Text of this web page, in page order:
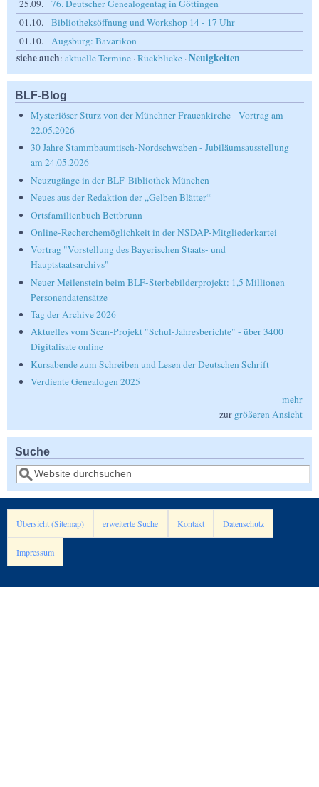
25.09.
76. Deutscher Genealogentag in Göttingen
01.10.
Bibliotheksöffnung und Workshop 14 - 17 Uhr
01.10.
Augsburg: Bavarikon
siehe auch: aktuelle Termine ·Rückblicke ·Neuigkeiten
BLF-Blog
Mysteriöser Sturz von der Münchner Frauenkirche - Vortrag am
22.05.2026
30 Jahre Stammbaumtisch-Nordschwaben - Jubiläumsausstellung
am 24.05.2026
Neuzugänge in der BLF-Bibliothek München
Neues aus der Redaktion der „Gelben Blätter“
Ortsfamilienbuch Bettbrunn
Online-Recherchemöglichkeit in der NSDAP-Mitgliederkartei
Vortrag "Vorstellung des Bayerischen Staats- und
Hauptstaatsarchivs"
Neuer Meilenstein beim BLF-Sterbebilderprojekt: 1,5 Millionen
Personendatensätze
Tag der Archive 2026
Aktuelles vom Scan-Projekt "Schul-Jahresberichte" - über 3400
Digitalisate online
Kursabende zum Schreiben und Lesen der Deutschen Schrift
Verdiente Genealogen 2025
mehr
zur größeren Ansicht
Suche
Suche
Übersicht (Sitemap) erweiterte Suche Kontakt Datenschutz
Impressum